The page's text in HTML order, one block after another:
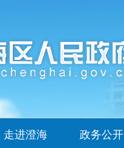
走进澄海 政务公开